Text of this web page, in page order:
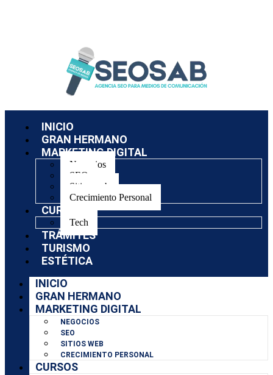
INICIO
GRAN HERMANO
MARKETING DIGITAL
Negocios
SEO
Sitios web
Crecimiento Personal
CURSOS
Tech
TRÁMITES
TURISMO
ESTÉTICA
INICIO
GRAN HERMANO
MARKETING DIGITAL
NEGOCIOS
SEO
SITIOS WEB
CRECIMIENTO PERSONAL
CURSOS